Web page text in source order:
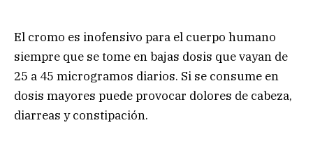
El cromo es inofensivo para el cuerpo humano
siempre que se tome en bajas dosis que vayan de
25 a 45 microgramos diarios. Si se consume en
dosis mayores puede provocar dolores de cabeza,
diarreas y constipación.